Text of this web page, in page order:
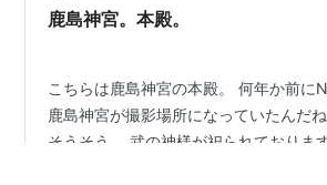
長意（長威斎）は会得した奥義の術を
鹿島神宮。本殿。